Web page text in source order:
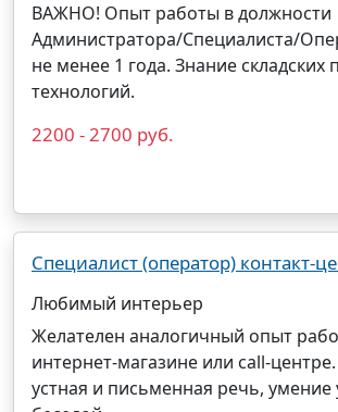
ВАЖНО! Опыт работы в должности
Администратора/Специалиста/
не менее 1 года. Знание складских
технологий.
2200 - 2700 руб.
Специалист (оператор) контакт-
Любимый интерьер
Желателен аналогичный опыт
интернет-магазине или call-
устная и письменная речь, умение